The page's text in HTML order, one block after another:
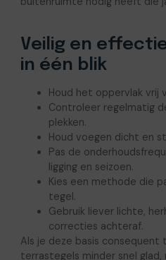
Veilig en
in één blik
Houd het oppervlak vrij
Controleer regelmatig
plekken.
Houd voegen dicht en
Pas de
ligging en seizoen.
Kies een methode die
tegel.
Gebruik liever lichte,
correcties achteraf.
Als je deze basis consequent
terrastegels minder snel glad,